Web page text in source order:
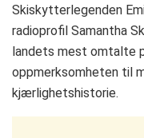
Skiskytterlegenden
radioprofil Samantha
landets mest omtalte
oppmerksomheten til
kjærlighetshistorie.